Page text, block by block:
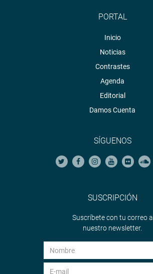
PORTAL
Inicio
Noticias
Contrastes
Agenda
Editorial
Damos Cuenta
SÍGUENOS
SUSCRIPCIÓN
Suscríbete con tu correo a
nuestro newsletter.